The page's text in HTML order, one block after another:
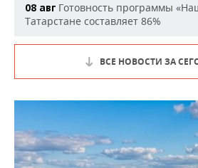
08 авг Готовность программы
Татарстане составляет 86%
ВСЕ НОВОСТИ ЗА